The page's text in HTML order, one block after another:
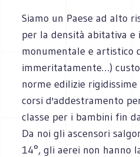
Siamo un Paese ad alto
per la densità abitativa
monumentale e artistico
immeritatamente…)
norme edilizie
corsi d'addestramento
classe per i bambini fin
Da noi gli ascensori
14°, gli aerei non hanno